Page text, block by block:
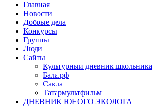
Главная
Новости
Добрые дела
Конкурсы
Группы
Люди
Сайты
Культурный дневник школьника
Бала.рф
Сакла
Татармультфильм
ДНЕВНИК ЮНОГО ЭКОЛОГА